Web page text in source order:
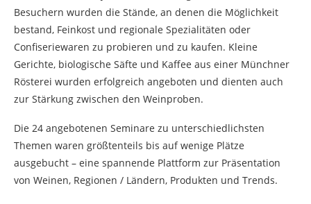
Besuchern wurden die Stände, an denen die Möglichkeit
bestand, Feinkost und regionale Spezialitäten oder
Confiseriewaren zu probieren und zu kaufen. Kleine
Gerichte, biologische Säfte und Kaffee aus einer Münchner
Rösterei wurden erfolgreich angeboten und dienten auch
zur Stärkung zwischen den Weinproben.
Die 24 angebotenen Seminare zu unterschiedlichsten
Themen waren größtenteils bis auf wenige Plätze
ausgebucht – eine spannende Plattform zur Präsentation
von Weinen, Regionen / Ländern, Produkten und Trends.